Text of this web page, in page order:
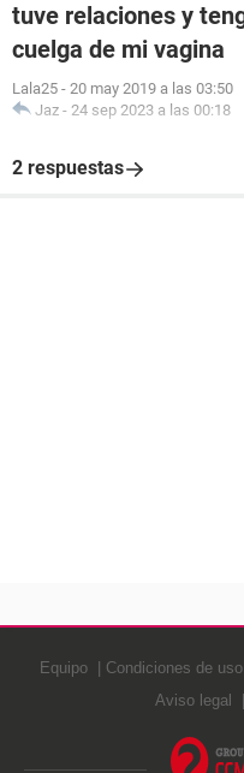
tuve relaciones y
cuelga de mi vagina
Lala25 - 20 may 2019 a las 03:50
Jaz - 24 sep 2023 a las 00:18
2 respuestas
Equipo Condiciones de uso
Aviso legal